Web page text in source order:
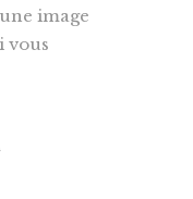
image
vous